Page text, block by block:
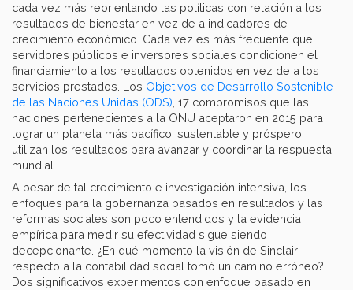
cada vez más reorientando las políticas con relación a los
resultados de bienestar en vez de a indicadores de
crecimiento económico. Cada vez es más frecuente que
servidores públicos e inversores sociales condicionen el
financiamiento a los resultados obtenidos en vez de a los
servicios prestados. Los Objetivos de Desarrollo Sostenible
de las Naciones Unidas (ODS) , 17 compromisos que las
naciones pertenecientes a la ONU aceptaron en 2015 para
lograr un planeta más pacífico, sustentable y próspero,
utilizan los resultados para avanzar y coordinar la respuesta
mundial.
A pesar de tal crecimiento e investigación intensiva, los
enfoques para la gobernanza basados en resultados y las
reformas sociales son poco entendidos y la evidencia
empírica para medir su efectividad sigue siendo
decepcionante. ¿En qué momento la visión de Sinclair
respecto a la contabilidad social tomó un camino erróneo?
Dos significativos experimentos con enfoque basado en